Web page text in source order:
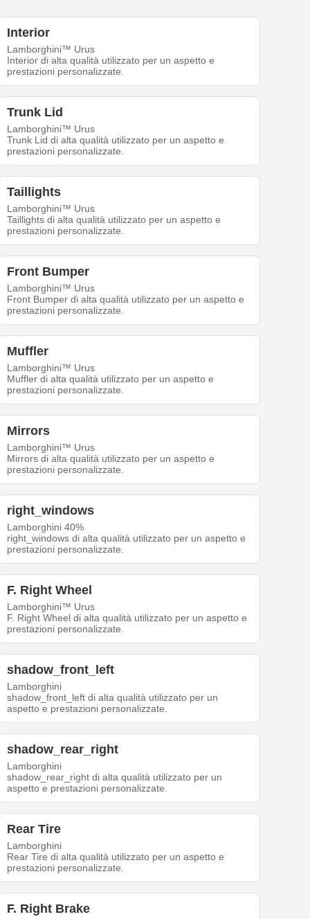
Interior
Lamborghini™ Urus
Interior di alta qualità utilizzato per un aspetto e
prestazioni personalizzate.
Trunk Lid
Lamborghini™ Urus
Trunk Lid di alta qualità utilizzato per un aspetto e
prestazioni personalizzate.
Taillights
Lamborghini™ Urus
Taillights di alta qualità utilizzato per un aspetto e
prestazioni personalizzate.
Front Bumper
Lamborghini™ Urus
Front Bumper di alta qualità utilizzato per un aspetto e
prestazioni personalizzate.
Muffler
Lamborghini™ Urus
Muffler di alta qualità utilizzato per un aspetto e
prestazioni personalizzate.
Mirrors
Lamborghini™ Urus
Mirrors di alta qualità utilizzato per un aspetto e
prestazioni personalizzate.
right_windows
Lamborghini 40%
right_windows di alta qualità utilizzato per un aspetto e
prestazioni personalizzate.
F. Right Wheel
Lamborghini™ Urus
F. Right Wheel di alta qualità utilizzato per un aspetto e
prestazioni personalizzate.
shadow_front_left
Lamborghini
shadow_front_left di alta qualità utilizzato per un
aspetto e prestazioni personalizzate.
shadow_rear_right
Lamborghini
shadow_rear_right di alta qualità utilizzato per un
aspetto e prestazioni personalizzate.
Rear Tire
Lamborghini
Rear Tire di alta qualità utilizzato per un aspetto e
prestazioni personalizzate.
F. Right Brake